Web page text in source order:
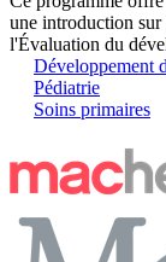
une introduction
l'Évaluation du
Développement
Pédiatrie
Soins primaires